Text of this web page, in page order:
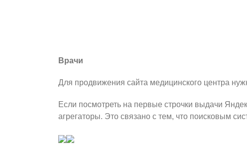
Врачи
Для продвижения сайта медицинского центра
Если посмотреть на первые строчки выдачи
агрегаторы. Это связано с тем, что поисковым